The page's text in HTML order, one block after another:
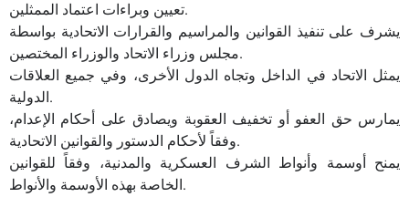
تعيين وبراءات اعتماد الممثلين.
يشرف على تنفيذ القوانين والمراسيم والقرارات الاتحادية بواسطة
مجلس وزراء الاتحاد والوزراء المختصين.
يمثل الاتحاد في الداخل وتجاه الدول الأخرى، وفي جميع العلاقات
الدولية.
يمارس حق العفو أو تخفيف العقوبة ويصادق على أحكام الإعدام،
وفقاً لأحكام الدستور والقوانين الاتحادية.
يمنح أوسمة وأنواط الشرف العسكرية والمدنية، وفقاً للقوانين
الخاصة بهذه الأوسمة والأنواط.